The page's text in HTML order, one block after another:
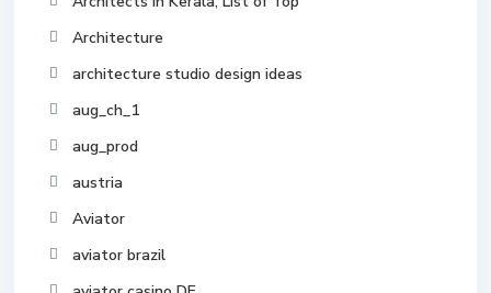
Architecture
architecture studio design ideas
aug_ch_1
aug_prod
austria
Aviator
aviator brazil